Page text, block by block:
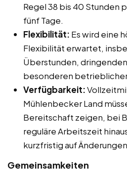
Regel 38 bis 40 Stunden
fünf Tage.
Flexibilität: Es wird eine
Flexibilität erwartet,
Überstunden,
besonderen
Verfügbarkeit:
Mühlenbecker Land
Bereitschaft zeigen, bei
reguläre Arbeitszeit
kurzfristig auf
Gemeinsamkeiten